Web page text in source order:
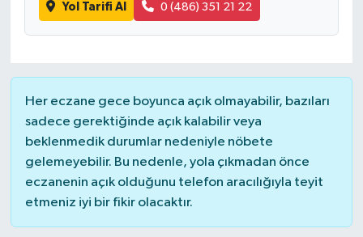
Yol Tarifi Al 0 (486) 351 21 22
Her eczane gece boyunca açık olmayabilir, bazıları
sadece gerektiğinde açık kalabilir veya
beklenmedik durumlar nedeniyle nöbete
gelemeyebilir. Bu nedenle, yola çıkmadan önce
eczanenin açık olduğunu telefon aracılığıyla teyit
etmeniz iyi bir fikir olacaktır.